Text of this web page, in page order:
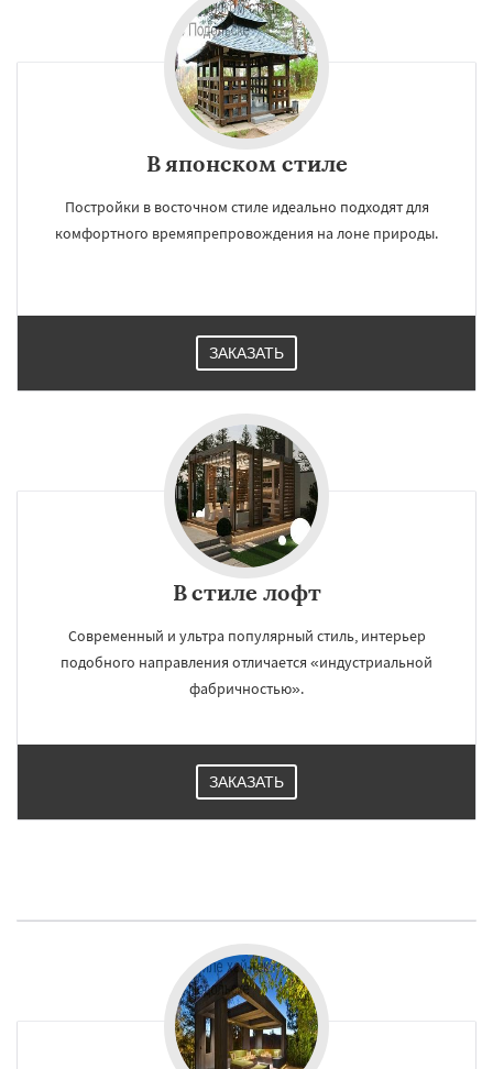
В японском стиле
Постройки в восточном стиле идеально подходят для
комфортного времяпрепровождения на лоне природы.
ЗАКАЗАТЬ
В стиле лофт
Современный и ультра популярный стиль, интерьер
подобного направления отличается «индустриальной
фабричностью».
ЗАКАЗАТЬ